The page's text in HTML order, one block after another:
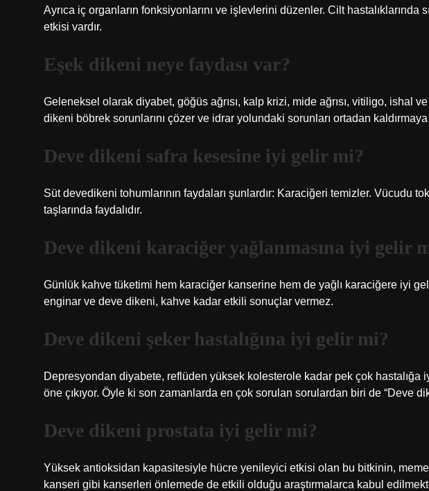
Ayrıca iç organların fonksiyonlarını ve işlevlerini düzenler. Cilt hastalıklarında
etkisi vardır.
Eşek dikeni neye faydası var?
Geleneksel olarak diyabet, göğüs ağrısı, kalp krizi, mide ağrısı, vitiligo, ishal
dikeni böbrek sorunlarını çözer ve idrar yolundaki sorunları ortadan kaldırmaya
Deve dikeni safra kesesine iyi gelir mi?
Süt devedikeni tohumlarının faydaları şunlardır: Karaciğeri temizler. Vücudu
taşlarında faydalıdır.
Deve dikeni karaciğer yağlanmasına iyi gelir
Günlük kahve tüketimi hem karaciğer kanserine hem de yağlı karaciğere iyi
enginar ve deve dikeni, kahve kadar etkili sonuçlar vermez.
Deve dikeni şeker hastalığına iyi gelir mi?
Depresyondan diyabete, reflüden yüksek kolesterole kadar pek çok hastalığa
öne çıkıyor. Öyle ki son zamanlarda en çok sorulan sorulardan biri de “Deve
Deve dikeni prostata iyi gelir mi?
Yüksek antioksidan kapasitesiyle hücre yenileyici etkisi olan bu bitkinin,
kanseri gibi kanserleri önlemede de etkili olduğu araştırmalarca kabul